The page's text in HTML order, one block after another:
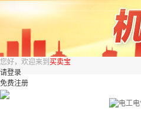
您好，欢迎来到 买卖宝
请登录
免费注册